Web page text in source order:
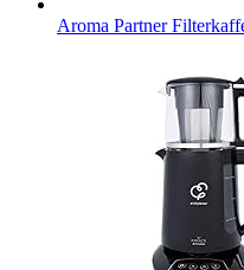
Aroma Partner